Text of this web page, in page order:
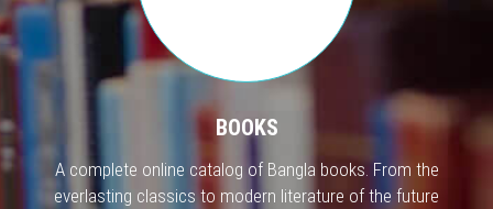
BOOKS
A complete online catalog of Bangla books. From the
everlasting classics to modern literature of the future